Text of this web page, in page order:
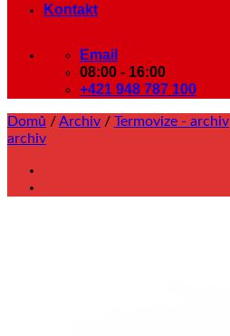
Kontakt
Email
08:00 - 16:00
+421 948 787 100
Domů /Archiv / Termovize - archiv
archiv